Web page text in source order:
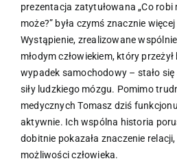
prezentacja zatytułowana „Co robi
może?” była czymś znacznie
Wystąpienie, zrealizowane
młodym człowiekiem, który
wypadek samochodowy – stało
siły ludzkiego mózgu. Pomimo
medycznych Tomasz dziś
aktywnie. Ich wspólna historia
dobitnie pokazała znaczenie
możliwości człowieka.